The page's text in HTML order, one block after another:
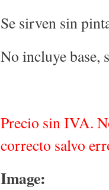
Se sirven sin
No incluye base,
Precio sin IVA.
correcto salvo
Image: